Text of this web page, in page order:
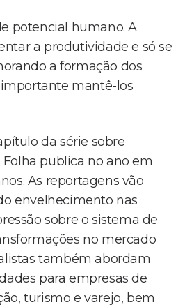
potencial humano. A
a produtividade e só se
a formação dos
importante mantê-los
da série sobre
publica no ano em
As reportagens vão
envelhecimento nas
sobre o sistema de
no mercado
também abordam
para empresas de
turismo e varejo, bem